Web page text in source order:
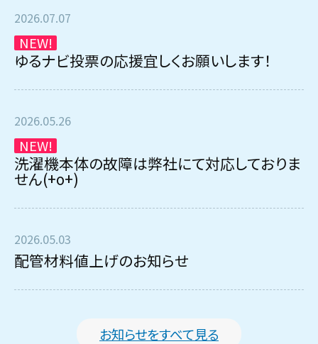
2026.07.07
NEW!
ゆるナビ投票の応援宜しくお願いします！
2026.05.26
NEW!
洗濯機本体の故障は弊社にて対応しておりま
せん(+o+)
2026.05.03
配管材料値上げのお知らせ
お知らせをすべて見る